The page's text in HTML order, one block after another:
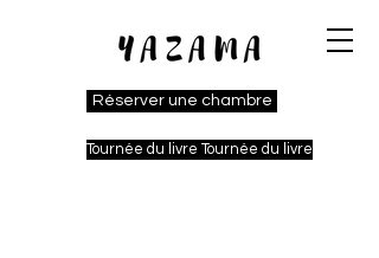
Tournée du livre Tournée du livre
Réserver une chambre